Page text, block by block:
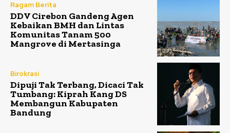
Ragam Berita
DDV Cirebon Gandeng Agen
Kebaikan BMH dan Lintas
Komunitas Tanam 500
Mangrove di Mertasinga
Birokrasi
Dipuji Tak Terbang, Dicaci Tak
Tumbang: Kiprah Kang DS
Membangun Kabupaten
Bandung